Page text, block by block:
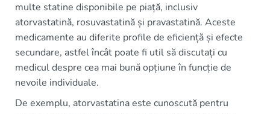
multe statine disponibile pe piață, inclusiv
atorvastatină, rosuvastatină și pravastatină. Aceste
medicamente au diferite profile de eficiență și efecte
secundare, astfel încât poate fi util să discutați cu
medicul despre cea mai bună opțiune în funcție de
nevoile individuale.
De exemplu, atorvastatina este cunoscută pentru